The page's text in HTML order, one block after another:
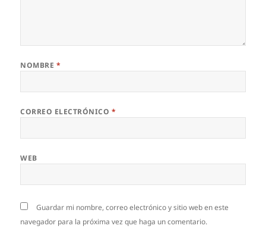
NOMBRE *
CORREO ELECTRÓNICO *
WEB
Guardar mi nombre, correo electrónico y sitio web en este
navegador para la próxima vez que haga un comentario.